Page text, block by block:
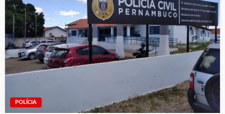
POLÍCIA